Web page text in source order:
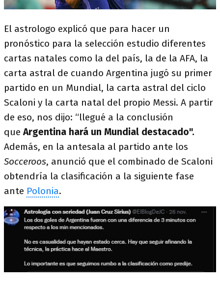
El astrologo explicó que para hacer un
pronóstico para la selección estudio diferentes
cartas natales como la del país, la de la AFA, la
carta astral de cuando Argentina jugó su primer
partido en un Mundial, la carta astral del ciclo
Scaloni y la carta natal del propio Messi. A partir
de eso, nos dijo: “llegué a la conclusión
queArgentina hará un Mundial destacado".
Además, en la antesala al partido ante los
Socceroos, anunció que el combinado de Scaloni
obtendría la clasificación a la siguiente fase
ante Polonia.